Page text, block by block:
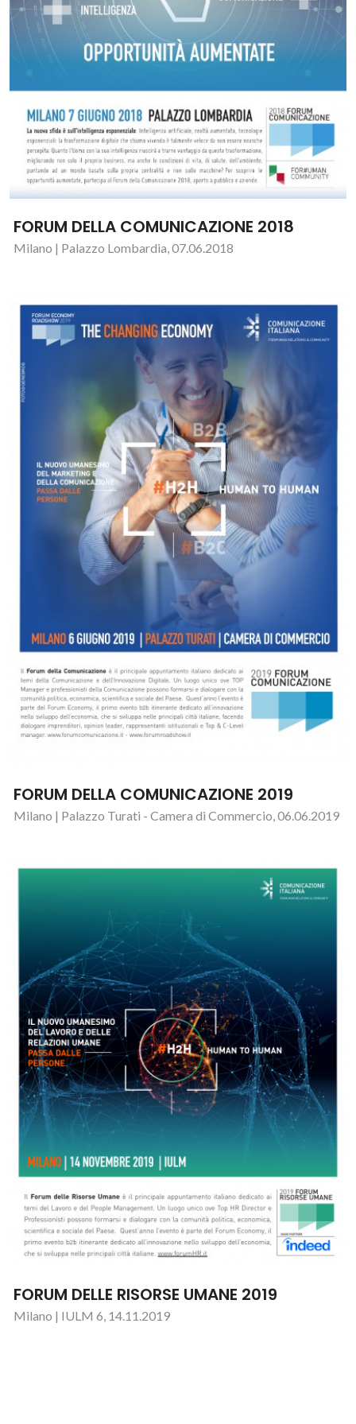
FORUM DELLA COMUNICAZIONE 2018
Milano | Palazzo Lombardia, 07.06.2018
FORUM DELLA COMUNICAZIONE 2019
Milano | Palazzo Turati - Camera di Commercio, 06.06.2019
FORUM DELLE RISORSE UMANE 2019
Milano | IULM 6, 14.11.2019